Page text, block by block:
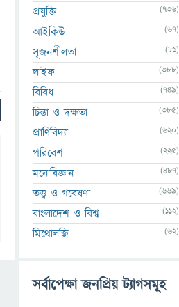
প্রযুক্তি (736)
আইকিউ (67)
সৃজনশীলতা (81)
লাইফ (388)
বিবিধ (749)
চিন্তা ও দক্ষতা (385)
প্রাণিবিদ্যা (620)
পরিবেশ (225)
মনোবিজ্ঞান (487)
তত্ত্ব ও গবেষণা (669)
বাংলাদেশ ও বিশ্ব (112)
মিথোলজি (62)
সর্বাপেক্ষা জনপ্রিয় ট্যাগসমূহ